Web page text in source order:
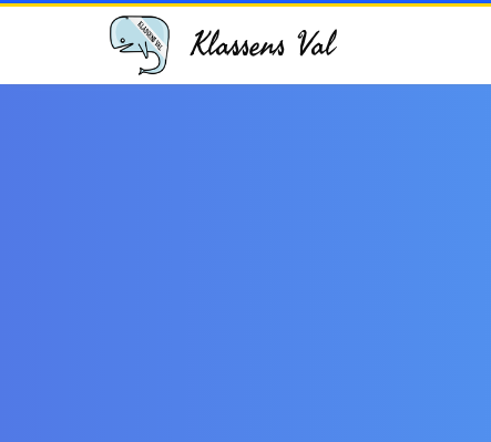
Klassens Val